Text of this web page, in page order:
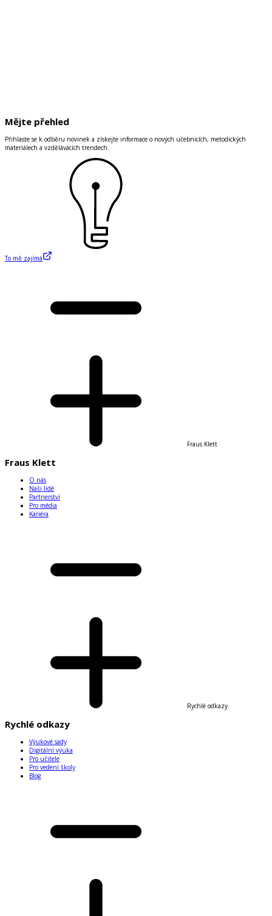
Mějte přehled
Přihlaste se k odběru novinek a získejte informace o nových učebnicích, metodických
materiálech a vzdělávacích trendech.
To mě zajímá
Fraus Klett
Fraus Klett
O nás
Naši lidé
Partnerství
Pro média
Kariéra
Rychlé odkazy
Rychlé odkazy
Výukové sady
Digitální výuka
Pro učitele
Pro vedení školy
Blog